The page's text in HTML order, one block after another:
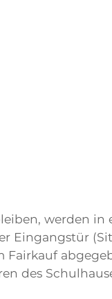
werden in
Eingangstür
Fairkauf
des